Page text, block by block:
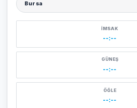
Şehir seçin
İMSAK
--:--
GÜNEŞ
--:--
ÖĞLE
--:--